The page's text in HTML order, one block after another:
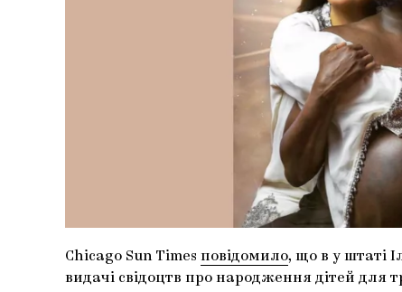
Chicago Sun Times повідомило, що в у штаті
видачі свідоцтв про народження дітей для